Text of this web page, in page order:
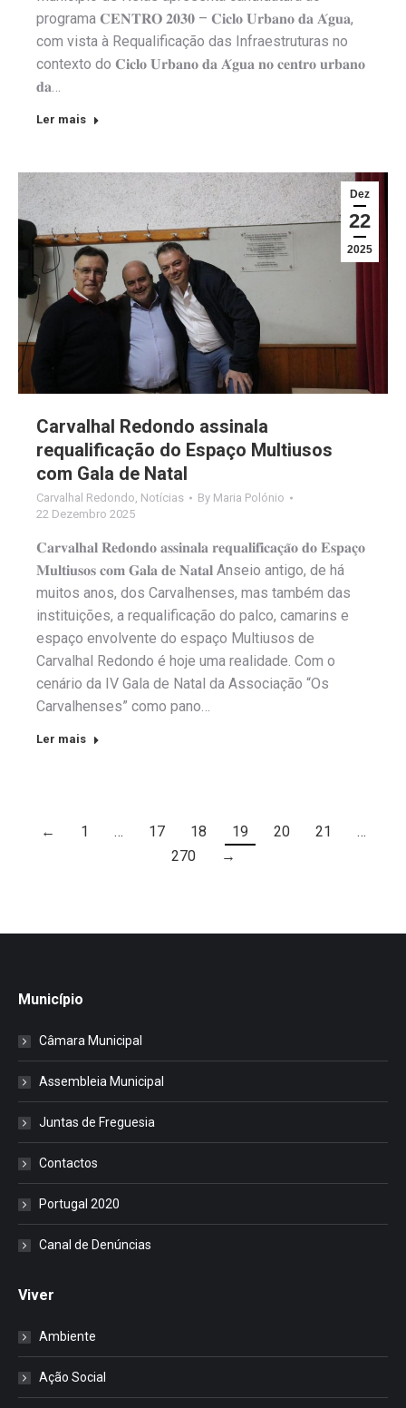
programa 𝐂𝐄𝐍𝐓𝐑𝐎 𝟐𝟎𝟑𝟎 – 𝐂𝐢𝐜𝐥𝐨 𝐔𝐫𝐛𝐚𝐧𝐨 𝐝𝐚 𝐀́𝐠𝐮𝐚,
com vista à Requalificação das Infraestruturas no
contexto do 𝐂𝐢𝐜𝐥𝐨 𝐔𝐫𝐛𝐚𝐧𝐨 𝐝𝐚 𝐀́𝐠𝐮𝐚 𝐧𝐨 𝐜𝐞𝐧𝐭𝐫𝐨 𝐮𝐫𝐛𝐚𝐧𝐨
𝐝𝐚…
Ler mais
Dez
22
2025
Carvalhal Redondo assinala
requalificação do Espaço Multiusos
com Gala de Natal
Carvalhal Redondo, Notícias By Maria Polónio
22 Dezembro 2025
𝐂𝐚𝐫𝐯𝐚𝐥𝐡𝐚𝐥 𝐑𝐞𝐝𝐨𝐧𝐝𝐨 𝐚𝐬𝐬𝐢𝐧𝐚𝐥𝐚 𝐫𝐞𝐪𝐮𝐚𝐥𝐢𝐟𝐢𝐜𝐚𝐜̧𝐚̃𝐨 𝐝𝐨 𝐄𝐬𝐩𝐚𝐜̧𝐨
𝐌𝐮𝐥𝐭𝐢𝐮𝐬𝐨𝐬 𝐜𝐨𝐦 𝐆𝐚𝐥𝐚 𝐝𝐞 𝐍𝐚𝐭𝐚𝐥 Anseio antigo, de há
muitos anos, dos Carvalhenses, mas também das
instituições, a requalificação do palco, camarins e
espaço envolvente do espaço Multiusos de
Carvalhal Redondo é hoje uma realidade. Com o
cenário da IV Gala de Natal da Associação “Os
Carvalhenses” como pano…
Ler mais
← 1 … 17 18 19 20 21
…
270
→
Município
Câmara Municipal
Assembleia Municipal
Juntas de Freguesia
Contactos
Portugal 2020
Canal de Denúncias
Viver
Ambiente
Ação Social